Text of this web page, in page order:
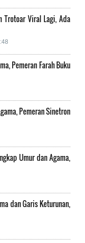
Trotoar Viral Lagi, Ada
Pemeran Farah Buku
Pemeran Sinetron
Umur dan Agama,
dan Garis Keturunan,